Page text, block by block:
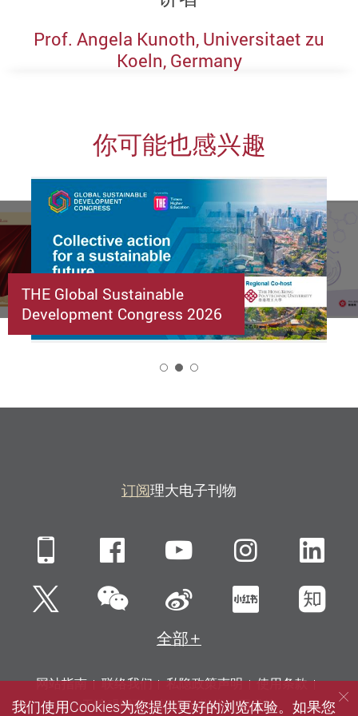
Prof. Angela Kunoth, Universitaet zu
Koeln, Germany
你可能也感兴趣
THE Global Sustainable
Development Congress 2026
订阅理大电子刊物
Mobile FacebookYouTube
Twitter微信 新浪微博小红书知
全部
网站指南 联络我们 私隐政策声明
使用条款
无障碍网页
招聘 媒体 图书馆
我们使用Cookies为您提供更好的浏览体验。如果您